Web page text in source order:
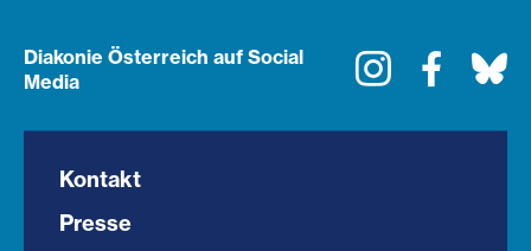
Diakonie Österreich auf Social
Media
Instagram
Kontakt
Presse